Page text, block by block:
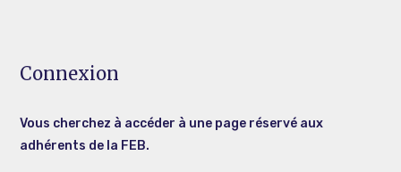
Connexion
Vous cherchez à accéder à une page réservé aux
adhérents de la FEB.